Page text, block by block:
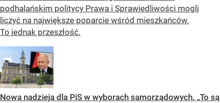
podhalańskim politycy Prawa i Sprawiedliwości mogli
liczyć na największe poparcie wśród mieszkańców.
To jednak przeszłość.
Nowa nadzieja dla PiS w wyborach samorządowych. „To są